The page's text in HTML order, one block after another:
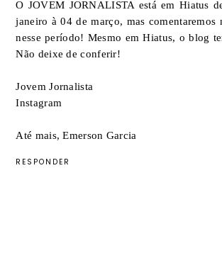
O JOVEM JORNALISTA está em Hiatus
janeiro à 04 de março, mas comentaremos
nesse período! Mesmo em Hiatus, o blog
Não deixe de conferir!
Jovem Jornalista
Instagram
Até mais, Emerson Garcia
RESPONDER